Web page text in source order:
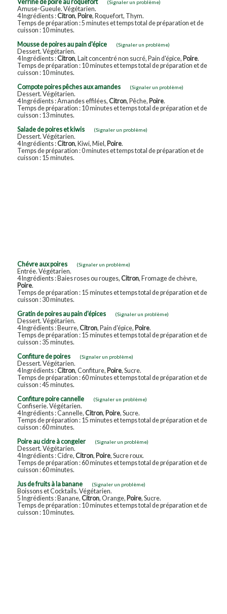
Verrine de poire au roquefort (Signaler un problème)
Amuse-Gueule. Végétarien.
4 Ingrédients :Citron, Poire, Roquefort, Thym.
Temps de préparation : 5 minutes et temps total de préparation et de
cuisson : 10 minutes.
Mousse de poires au pain d'épice
(Signaler un problème)
Dessert. Végétarien.
4 Ingrédients :Citron, Lait concentré non sucré, Pain d'épice, Poire.
Temps de préparation : 10 minutes et temps total de préparation et de
cuisson : 10 minutes.
Compote poires pêches aux amandes
(Signaler un problème)
Dessert. Végétarien.
4 Ingrédients : Amandes effilées, Citron, Pêche, Poire.
Temps de préparation : 10 minutes et temps total de préparation et de
cuisson : 13 minutes.
Salade de poires et kiwis
(Signaler un problème)
Dessert. Végétarien.
4 Ingrédients :Citron, Kiwi, Miel, Poire.
Temps de préparation : 0 minutes et temps total de préparation et de
cuisson : 15 minutes.
Chévre aux poires (Signaler un problème)
Entrée. Végétarien.
4 Ingrédients : Baies roses ou rouges, Citron, Fromage de chèvre,
Poire.
Temps de préparation : 15 minutes et temps total de préparation et de
cuisson : 30 minutes.
Gratin de poires au pain d'épices
(Signaler un problème)
Dessert. Végétarien.
4 Ingrédients : Beurre, Citron, Pain d'épice, Poire.
Temps de préparation : 15 minutes et temps total de préparation et de
cuisson : 35 minutes.
Confiture de poires
(Signaler un problème)
Dessert. Végétarien.
4 Ingrédients :Citron, Confiture, Poire, Sucre.
Temps de préparation : 60 minutes et temps total de préparation et de
cuisson : 45 minutes.
Confiture poire cannelle
(Signaler un problème)
Confiserie. Végétarien.
4 Ingrédients : Cannelle, Citron, Poire, Sucre.
Temps de préparation : 15 minutes et temps total de préparation et de
cuisson : 60 minutes.
Poire au cidre à congeler
(Signaler un problème)
Dessert. Végétarien.
4 Ingrédients : Cidre, Citron, Poire, Sucre roux.
Temps de préparation : 60 minutes et temps total de préparation et de
cuisson : 60 minutes.
Jus de fruits à la banane
(Signaler un problème)
Boissons et Cocktails. Végétarien.
5 Ingrédients : Banane, Citron, Orange, Poire, Sucre.
Temps de préparation : 10 minutes et temps total de préparation et de
cuisson : 10 minutes.